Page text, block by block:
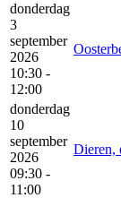
donderdag
3
september
2026
10:30 -
12:00
donderdag
10
september
2026
09:30 -
11:00
Dieren,